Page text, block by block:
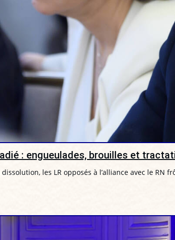
: engueulades, brouilles et
les LR opposés à l’alliance avec le RN